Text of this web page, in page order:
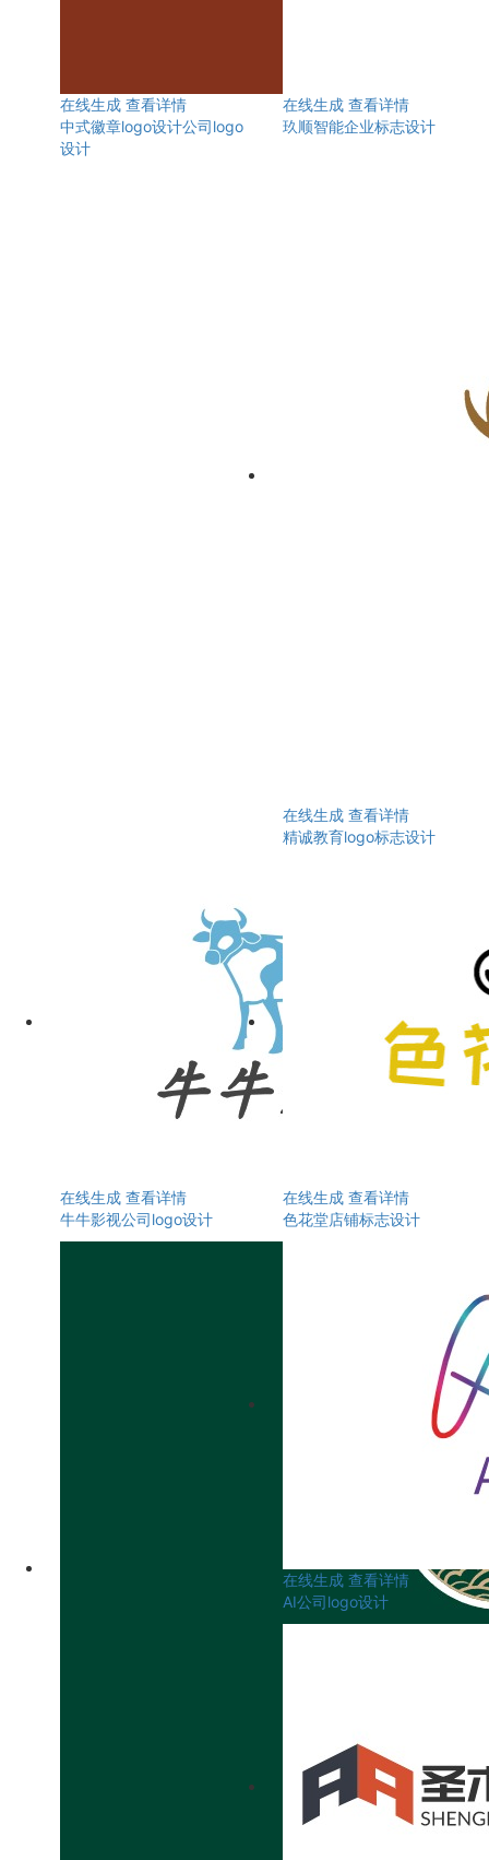
在线生成 查看详情
中式徽章logo设计公司logo
设计
在线生成 查看详情
玖顺智能企业标志设计
在线生成 查看详情
精诚教育logo标志设计
在线生成 查看详情
牛牛影视公司logo设计
在线生成 查看详情
色花堂店铺标志设计
在线生成 查看详情
AI公司logo设计